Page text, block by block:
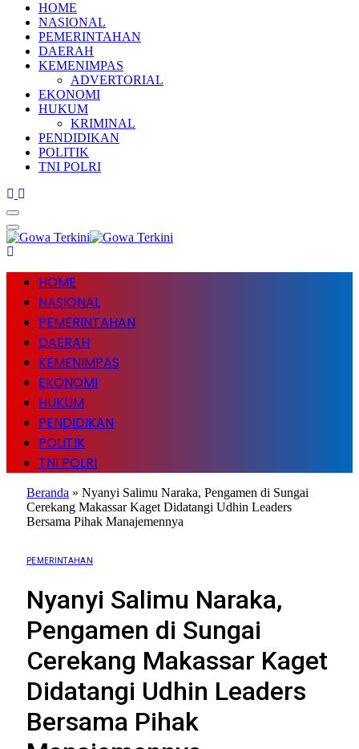
HOME
NASIONAL
PEMERINTAHAN
DAERAH
KEMENIMPAS
ADVERTORIAL
EKONOMI
HUKUM
KRIMINAL
PENDIDIKAN
POLITIK
TNI POLRI
HOME
NASIONAL
PEMERINTAHAN
DAERAH
KEMENIMPAS
EKONOMI
HUKUM
PENDIDIKAN
POLITIK
TNI POLRI
Beranda » Nyanyi Salimu Naraka, Pengamen di Sungai
Cerekang Makassar Kaget Didatangi Udhin Leaders
Bersama Pihak Manajemennya
PEMERINTAHAN
Nyanyi Salimu Naraka,
Pengamen di Sungai
Cerekang Makassar Kaget
Didatangi Udhin Leaders
Bersama Pihak